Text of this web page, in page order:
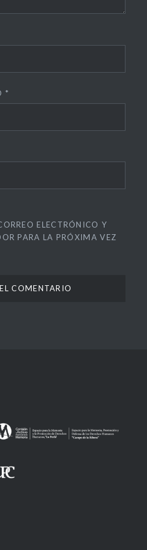
*
ELECTRÓNICO Y
PARA LA PRÓXIMA VEZ